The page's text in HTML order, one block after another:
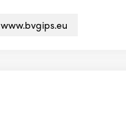
www.bvgips.eu